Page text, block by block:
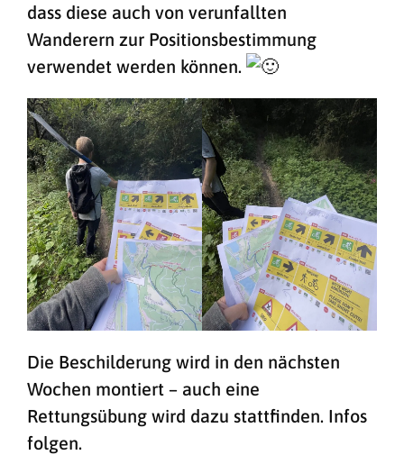
dass diese auch von verunfallten
Wanderern zur Positionsbestimmung
verwendet werden können.
Die Beschilderung wird in den nächsten
Wochen montiert – auch eine
Rettungsübung wird dazu stattfinden. Infos
folgen.